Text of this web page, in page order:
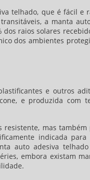
telhado, que é fácil e
a manta
raios solares
dos ambientes
e outros
e produzida com
mas também
indicada para
auto adesiva telhado
embora existam